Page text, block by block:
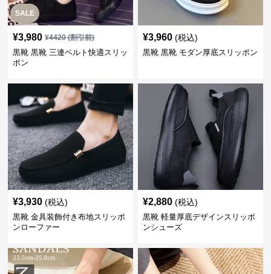
SALE
¥3,980 ¥4420(割引前)
黒靴 黒靴 三連ベルト快適スリッ
ポン
¥3,960 (税込)
黒靴 黒靴 モダン厚底スリッポン
¥3,930 (税込)
黒靴 金具装飾付き布地スリッポ
ンローファー
¥2,880 (税込)
黒靴 軽量厚底デザインスリッポ
ンシューズ